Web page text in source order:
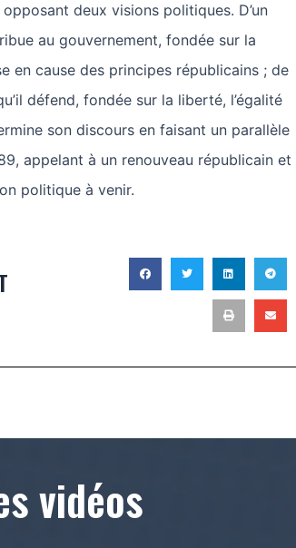
deux visions politiques. D’un
au gouvernement, fondée sur la
en cause des principes républicains ; de
défend, fondée sur la liberté, l’égalité
son discours en faisant un parallèle
appelant à un renouveau républicain et
politique à venir.
vidéos